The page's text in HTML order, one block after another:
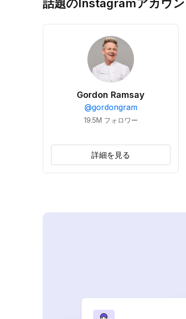
話題のInstagramアカウン
Gordon Ramsay
@gordongram
19.5M フォロワー
詳細を見る